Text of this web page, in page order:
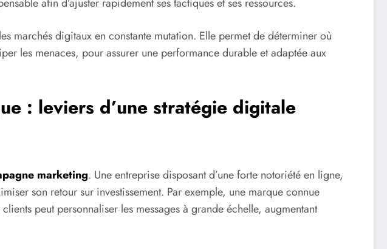
marchés digitaux en constante mutation. Elle permet de déterminer où
les menaces, pour assurer une performance durable et adaptée aux
: leviers d’une stratégie digitale
marketing. Une entreprise disposant d’une forte notoriété en ligne,
son retour sur investissement. Par exemple, une marque connue
peut personnaliser les messages à grande échelle, augmentant